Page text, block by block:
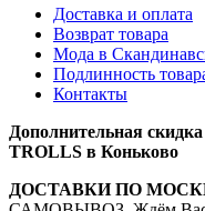
Доставка и оплата
Возврат товара
Мода в
Подлинность
Контакты
Дополнительная
TROLLS в Коньково
ДОСТАВКИ ПО